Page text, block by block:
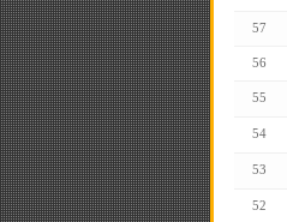
57
56
55
54
53
52